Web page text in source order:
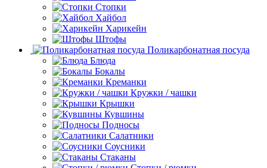
Стопки
Хайбол
Харикейн
Штофы
Поликарбонатная посуда
Блюда
Бокалы
Креманки
Кружки / чашки
Крышки
Кувшины
Подносы
Салатники
Соусники
Стаканы